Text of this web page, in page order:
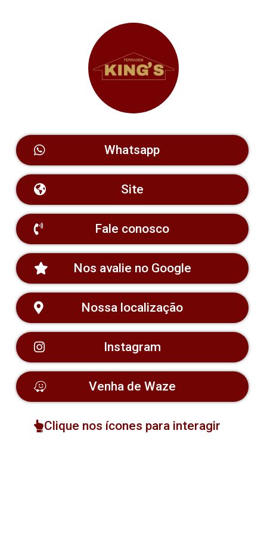
Whatsapp
Site
Fale conosco
Nos avalie no Google
Nossa localização
Instagram
Venha de Waze
Clique nos ícones para interagir